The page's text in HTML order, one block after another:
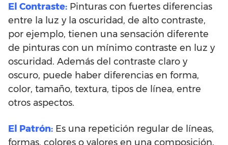
El Contraste: Pinturas con fuertes diferencias
entre la luz y la oscuridad, de alto contraste,
por ejemplo, tienen una sensación diferente
de pinturas con un mínimo contraste en luz y
oscuridad. Además del contraste claro y
oscuro, puede haber diferencias en forma,
color, tamaño, textura, tipos de línea, entre
otros aspectos.
El Patrón: Es una repetición regular de líneas,
formas, colores o valores en una composición.